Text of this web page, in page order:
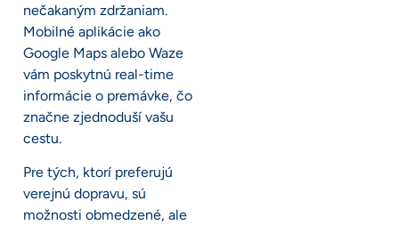
nečakaným zdržaniam.
Mobilné aplikácie ako
Google Maps alebo Waze
vám poskytnú real-time
informácie o premávke, čo
značne zjednoduší vašu
cestu.
Pre tých, ktorí preferujú
verejnú dopravu, sú
možnosti obmedzené, ale